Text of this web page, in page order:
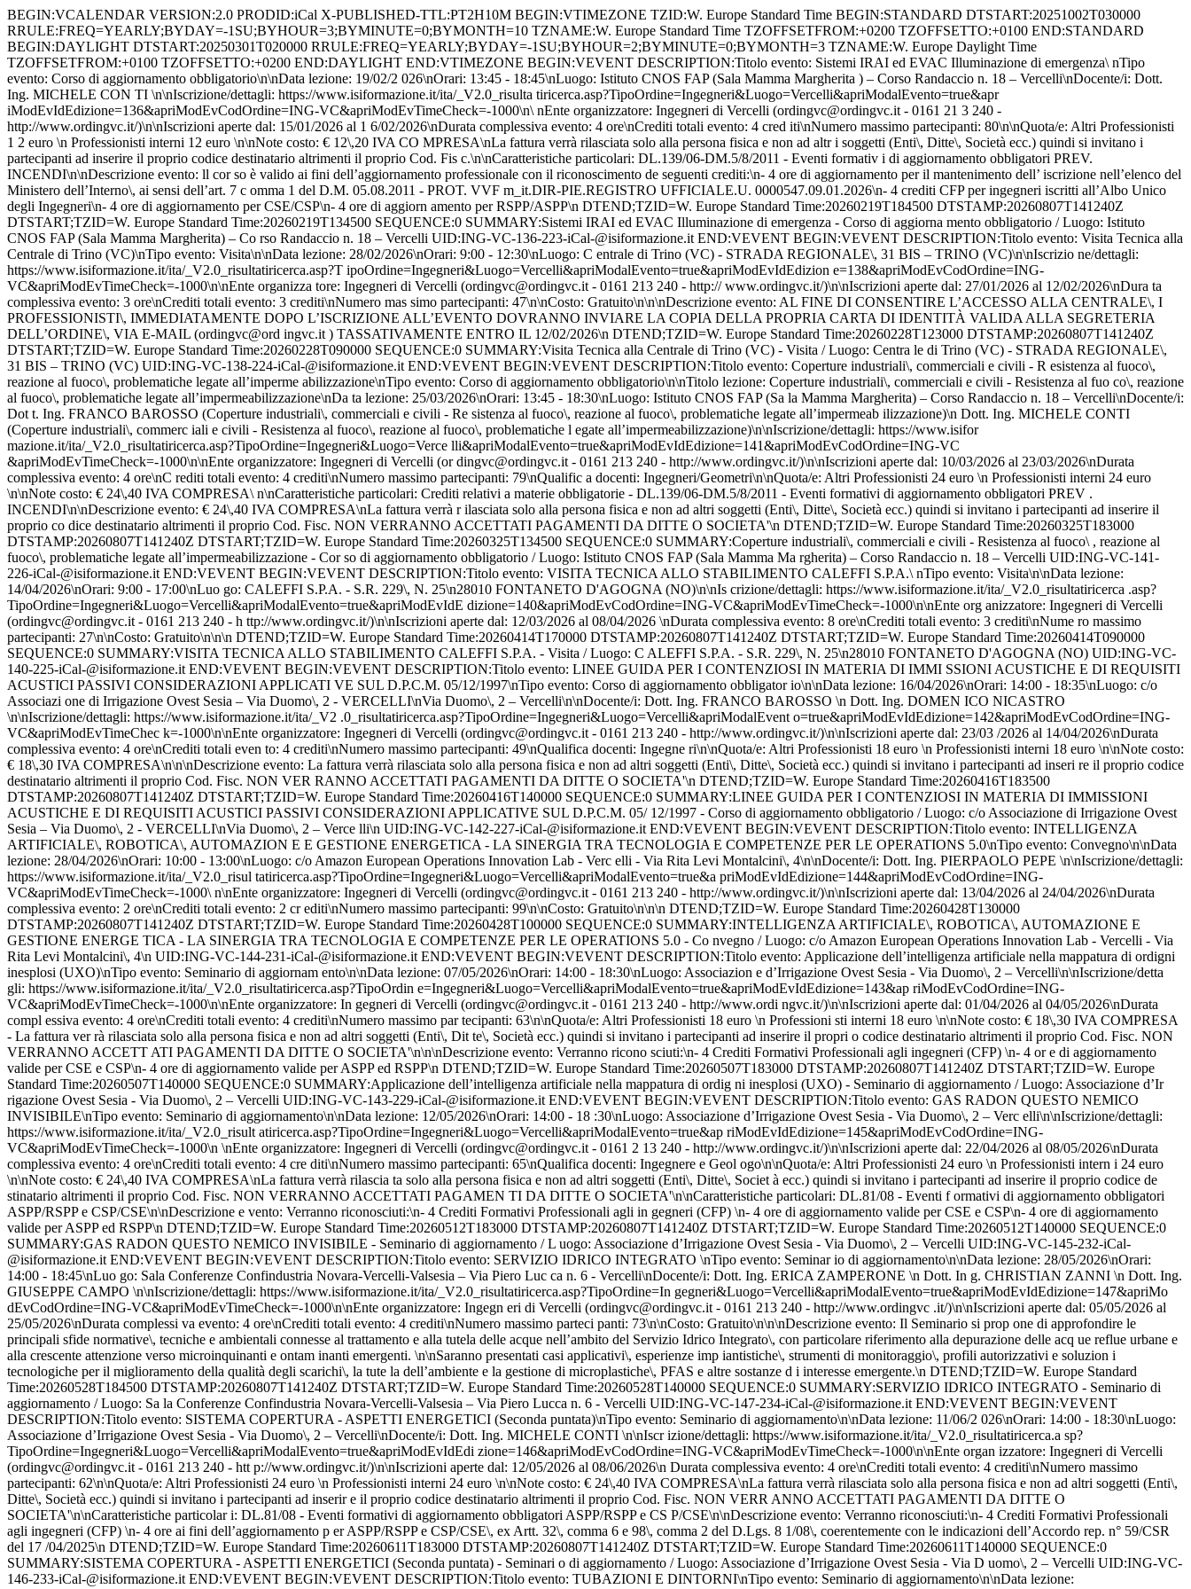
BEGIN:VCALENDAR VERSION:2.0 PRODID:iCal X-PUBLISHED-TTL:PT2H10M BEGIN:VTIMEZONE TZID:W. Europe Standard Time BEGIN:STANDARD DTSTART:20251002T030000 RRULE:FREQ=YEARLY;BYDAY=-1SU;BYHOUR=3;BYMINUTE=0;BYMONTH=10 TZNAME:W. Europe Standard Time TZOFFSETFROM:+0200 TZOFFSETTO:+0100 END:STANDARD BEGIN:DAYLIGHT DTSTART:20250301T020000 RRULE:FREQ=YEARLY;BYDAY=-1SU;BYHOUR=2;BYMINUTE=0;BYMONTH=3 TZNAME:W. Europe Daylight Time TZOFFSETFROM:+0100 TZOFFSETTO:+0200 END:DAYLIGHT END:VTIMEZONE BEGIN:VEVENT DESCRIPTION:Titolo evento: Sistemi IRAI ed EVAC Illuminazione di emergenza\ nTipo evento: Corso di aggiornamento obbligatorio\n\nData lezione: 19/02/2 026\nOrari: 13:45 - 18:45\nLuogo: Istituto CNOS FAP (Sala Mamma Margherita ) – Corso Randaccio n. 18 – Vercelli\nDocente/i: Dott. Ing. MICHELE CON TI \n\nIscrizione/dettagli: https://www.isiformazione.it/ita/_V2.0_risulta tiricerca.asp?TipoOrdine=Ingegneri&Luogo=Vercelli&apriModalEvento=true&apr iModEvIdEdizione=136&apriModEvCodOrdine=ING-VC&apriModEvTimeCheck=-1000\n\ nEnte organizzatore: Ingegneri di Vercelli (ordingvc@ordingvc.it - 0161 21 3 240 - http://www.ordingvc.it/)\n\nIscrizioni aperte dal: 15/01/2026 al 1 6/02/2026\nDurata complessiva evento: 4 ore\nCrediti totali evento: 4 cred iti\nNumero massimo partecipanti: 80\n\nQuota/e: Altri Professionisti 1 2 euro \n Professionisti interni 12 euro \n\nNote costo: € 12\,20 IVA CO MPRESA\nLa fattura verrà rilasciata solo alla persona fisica e non ad altr i soggetti (Enti\, Ditte\, Società ecc.) quindi si invitano i partecipanti ad inserire il proprio codice destinatario altrimenti il proprio Cod. Fis c.\n\nCaratteristiche particolari: DL.139/06-DM.5/8/2011 - Eventi formativ i di aggiornamento obbligatori PREV. INCENDI\n\nDescrizione evento: ll cor so è valido ai fini dell’aggiornamento professionale con il riconoscimento de seguenti crediti:\n- 4 ore di aggiornamento per il mantenimento dell’ iscrizione nell’elenco del Ministero dell’Interno\, ai sensi dell’art. 7 c omma 1 del D.M. 05.08.2011 - PROT. VVF m_it.DIR-PIE.REGISTRO UFFICIALE.U. 0000547.09.01.2026\n- 4 crediti CFP per ingegneri iscritti all’Albo Unico degli Ingegneri\n- 4 ore di aggiornamento per CSE/CSP\n- 4 ore di aggiorn amento per RSPP/ASPP\n DTEND;TZID=W. Europe Standard Time:20260219T184500 DTSTAMP:20260807T141240Z DTSTART;TZID=W. Europe Standard Time:20260219T134500 SEQUENCE:0 SUMMARY:Sistemi IRAI ed EVAC Illuminazione di emergenza - Corso di aggiorna mento obbligatorio / Luogo: Istituto CNOS FAP (Sala Mamma Margherita) – Co rso Randaccio n. 18 – Vercelli UID:ING-VC-136-223-iCal-@isiformazione.it END:VEVENT BEGIN:VEVENT DESCRIPTION:Titolo evento: Visita Tecnica alla Centrale di Trino (VC)\nTipo evento: Visita\n\nData lezione: 28/02/2026\nOrari: 9:00 - 12:30\nLuogo: C entrale di Trino (VC) - STRADA REGIONALE\, 31 BIS – TRINO (VC)\n\nIscrizio ne/dettagli: https://www.isiformazione.it/ita/_V2.0_risultatiricerca.asp?T ipoOrdine=Ingegneri&Luogo=Vercelli&apriModalEvento=true&apriModEvIdEdizion e=138&apriModEvCodOrdine=ING-VC&apriModEvTimeCheck=-1000\n\nEnte organizza tore: Ingegneri di Vercelli (ordingvc@ordingvc.it - 0161 213 240 - http:// www.ordingvc.it/)\n\nIscrizioni aperte dal: 27/01/2026 al 12/02/2026\nDura ta complessiva evento: 3 ore\nCrediti totali evento: 3 crediti\nNumero mas simo partecipanti: 47\n\nCosto: Gratuito\n\n\nDescrizione evento: AL FINE DI CONSENTIRE L’ACCESSO ALLA CENTRALE\, I PROFESSIONISTI\, IMMEDIATAMENTE DOPO L’ISCRIZIONE ALL’EVENTO DOVRANNO INVIARE LA COPIA DELLA PROPRIA CARTA DI IDENTITÀ VALIDA ALLA SEGRETERIA DELL’ORDINE\, VIA E-MAIL (ordingvc@ord ingvc.it ) TASSATIVAMENTE ENTRO IL 12/02/2026\n DTEND;TZID=W. Europe Standard Time:20260228T123000 DTSTAMP:20260807T141240Z DTSTART;TZID=W. Europe Standard Time:20260228T090000 SEQUENCE:0 SUMMARY:Visita Tecnica alla Centrale di Trino (VC) - Visita / Luogo: Centra le di Trino (VC) - STRADA REGIONALE\, 31 BIS – TRINO (VC) UID:ING-VC-138-224-iCal-@isiformazione.it END:VEVENT BEGIN:VEVENT DESCRIPTION:Titolo evento: Coperture industriali\, commerciali e civili - R esistenza al fuoco\, reazione al fuoco\, problematiche legate all’imperme abilizzazione\nTipo evento: Corso di aggiornamento obbligatorio\n\nTitolo lezione: Coperture industriali\, commerciali e civili - Resistenza al fuo co\, reazione al fuoco\, problematiche legate all’impermeabilizzazione\nDa ta lezione: 25/03/2026\nOrari: 13:45 - 18:30\nLuogo: Istituto CNOS FAP (Sa la Mamma Margherita) – Corso Randaccio n. 18 – Vercelli\nDocente/i: Dot t. Ing. FRANCO BAROSSO (Coperture industriali\, commerciali e civili - Re sistenza al fuoco\, reazione al fuoco\, problematiche legate all’impermeab ilizzazione)\n Dott. Ing. MICHELE CONTI (Coperture industriali\, commerc iali e civili - Resistenza al fuoco\, reazione al fuoco\, problematiche l egate all’impermeabilizzazione)\n\nIscrizione/dettagli: https://www.isifor mazione.it/ita/_V2.0_risultatiricerca.asp?TipoOrdine=Ingegneri&Luogo=Verce lli&apriModalEvento=true&apriModEvIdEdizione=141&apriModEvCodOrdine=ING-VC &apriModEvTimeCheck=-1000\n\nEnte organizzatore: Ingegneri di Vercelli (or dingvc@ordingvc.it - 0161 213 240 - http://www.ordingvc.it/)\n\nIscrizioni aperte dal: 10/03/2026 al 23/03/2026\nDurata complessiva evento: 4 ore\nC rediti totali evento: 4 crediti\nNumero massimo partecipanti: 79\nQualific a docenti: Ingegneri/Geometri\n\nQuota/e: Altri Professionisti 24 euro \n Professionisti interni 24 euro \n\nNote costo: € 24\,40 IVA COMPRESA\ n\nCaratteristiche particolari: Crediti relativi a materie obbligatorie - DL.139/06-DM.5/8/2011 - Eventi formativi di aggiornamento obbligatori PREV . INCENDI\n\nDescrizione evento: € 24\,40 IVA COMPRESA\nLa fattura verrà r ilasciata solo alla persona fisica e non ad altri soggetti (Enti\, Ditte\, Società ecc.) quindi si invitano i partecipanti ad inserire il proprio co dice destinatario altrimenti il proprio Cod. Fisc. NON VERRANNO ACCETTATI PAGAMENTI DA DITTE O SOCIETA'\n DTEND;TZID=W. Europe Standard Time:20260325T183000 DTSTAMP:20260807T141240Z DTSTART;TZID=W. Europe Standard Time:20260325T134500 SEQUENCE:0 SUMMARY:Coperture industriali\, commerciali e civili - Resistenza al fuoco\ , reazione al fuoco\, problematiche legate all’impermeabilizzazione - Cor so di aggiornamento obbligatorio / Luogo: Istituto CNOS FAP (Sala Mamma Ma rgherita) – Corso Randaccio n. 18 – Vercelli UID:ING-VC-141-226-iCal-@isiformazione.it END:VEVENT BEGIN:VEVENT DESCRIPTION:Titolo evento: VISITA TECNICA ALLO STABILIMENTO CALEFFI S.P.A.\ nTipo evento: Visita\n\nData lezione: 14/04/2026\nOrari: 9:00 - 17:00\nLuo go: CALEFFI S.P.A. - S.R. 229\, N. 25\n28010 FONTANETO D'AGOGNA (NO)\n\nIs crizione/dettagli: https://www.isiformazione.it/ita/_V2.0_risultatiricerca .asp?TipoOrdine=Ingegneri&Luogo=Vercelli&apriModalEvento=true&apriModEvIdE dizione=140&apriModEvCodOrdine=ING-VC&apriModEvTimeCheck=-1000\n\nEnte org anizzatore: Ingegneri di Vercelli (ordingvc@ordingvc.it - 0161 213 240 - h ttp://www.ordingvc.it/)\n\nIscrizioni aperte dal: 12/03/2026 al 08/04/2026 \nDurata complessiva evento: 8 ore\nCrediti totali evento: 3 crediti\nNume ro massimo partecipanti: 27\n\nCosto: Gratuito\n\n\n DTEND;TZID=W. Europe Standard Time:20260414T170000 DTSTAMP:20260807T141240Z DTSTART;TZID=W. Europe Standard Time:20260414T090000 SEQUENCE:0 SUMMARY:VISITA TECNICA ALLO STABILIMENTO CALEFFI S.P.A. - Visita / Luogo: C ALEFFI S.P.A. - S.R. 229\, N. 25\n28010 FONTANETO D'AGOGNA (NO) UID:ING-VC-140-225-iCal-@isiformazione.it END:VEVENT BEGIN:VEVENT DESCRIPTION:Titolo evento: LINEE GUIDA PER I CONTENZIOSI IN MATERIA DI IMMI SSIONI ACUSTICHE E DI REQUISITI ACUSTICI PASSIVI CONSIDERAZIONI APPLICATI VE SUL D.P.C.M. 05/12/1997\nTipo evento: Corso di aggiornamento obbligator io\n\nData lezione: 16/04/2026\nOrari: 14:00 - 18:35\nLuogo: c/o Associazi one di Irrigazione Ovest Sesia – Via Duomo\, 2 - VERCELLI\nVia Duomo\, 2 – Vercelli\n\nDocente/i: Dott. Ing. FRANCO BAROSSO \n Dott. Ing. DOMEN ICO NICASTRO \n\nIscrizione/dettagli: https://www.isiformazione.it/ita/_V2 .0_risultatiricerca.asp?TipoOrdine=Ingegneri&Luogo=Vercelli&apriModalEvent o=true&apriModEvIdEdizione=142&apriModEvCodOrdine=ING-VC&apriModEvTimeChec k=-1000\n\nEnte organizzatore: Ingegneri di Vercelli (ordingvc@ordingvc.it - 0161 213 240 - http://www.ordingvc.it/)\n\nIscrizioni aperte dal: 23/03 /2026 al 14/04/2026\nDurata complessiva evento: 4 ore\nCrediti totali even to: 4 crediti\nNumero massimo partecipanti: 49\nQualifica docenti: Ingegne ri\n\nQuota/e: Altri Professionisti 18 euro \n Professionisti interni 18 euro \n\nNote costo: € 18\,30 IVA COMPRESA\n\n\nDescrizione evento: La fattura verrà rilasciata solo alla persona fisica e non ad altri soggetti (Enti\, Ditte\, Società ecc.) quindi si invitano i partecipanti ad inseri re il proprio codice destinatario altrimenti il proprio Cod. Fisc. NON VER RANNO ACCETTATI PAGAMENTI DA DITTE O SOCIETA'\n DTEND;TZID=W. Europe Standard Time:20260416T183500 DTSTAMP:20260807T141240Z DTSTART;TZID=W. Europe Standard Time:20260416T140000 SEQUENCE:0 SUMMARY:LINEE GUIDA PER I CONTENZIOSI IN MATERIA DI IMMISSIONI ACUSTICHE E DI REQUISITI ACUSTICI PASSIVI CONSIDERAZIONI APPLICATIVE SUL D.P.C.M. 05/ 12/1997 - Corso di aggiornamento obbligatorio / Luogo: c/o Associazione di Irrigazione Ovest Sesia – Via Duomo\, 2 - VERCELLI\nVia Duomo\, 2 – Verce lli\n UID:ING-VC-142-227-iCal-@isiformazione.it END:VEVENT BEGIN:VEVENT DESCRIPTION:Titolo evento: INTELLIGENZA ARTIFICIALE\, ROBOTICA\, AUTOMAZION E E GESTIONE ENERGETICA - LA SINERGIA TRA TECNOLOGIA E COMPETENZE PER LE OPERATIONS 5.0\nTipo evento: Convegno\n\nData lezione: 28/04/2026\nOrari: 10:00 - 13:00\nLuogo: c/o Amazon European Operations Innovation Lab - Verc elli - Via Rita Levi Montalcini\, 4\n\nDocente/i: Dott. Ing. PIERPAOLO PEPE \n\nIscrizione/dettagli: https://www.isiformazione.it/ita/_V2.0_risul ta